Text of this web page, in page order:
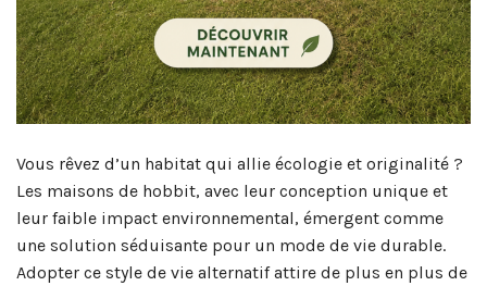
Vous rêvez d’un habitat qui allie écologie et originalité ?
Les maisons de hobbit, avec leur conception unique et
leur faible impact environnemental, émergent comme
une solution séduisante pour un mode de vie durable.
Adopter ce style de vie alternatif attire de plus en plus de